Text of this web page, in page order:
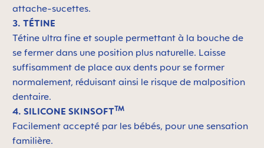
attache-sucettes.
3. TÉTINE
Tétine ultra fine et souple permettant à la bouche de
se fermer dans une position plus naturelle. Laisse
suffisamment de place aux dents pour se former
normalement, réduisant ainsi le risque de malposition
dentaire.
4. SILICONE SKINSOFTTM
Facilement accepté par les bébés, pour une sensation
familière.